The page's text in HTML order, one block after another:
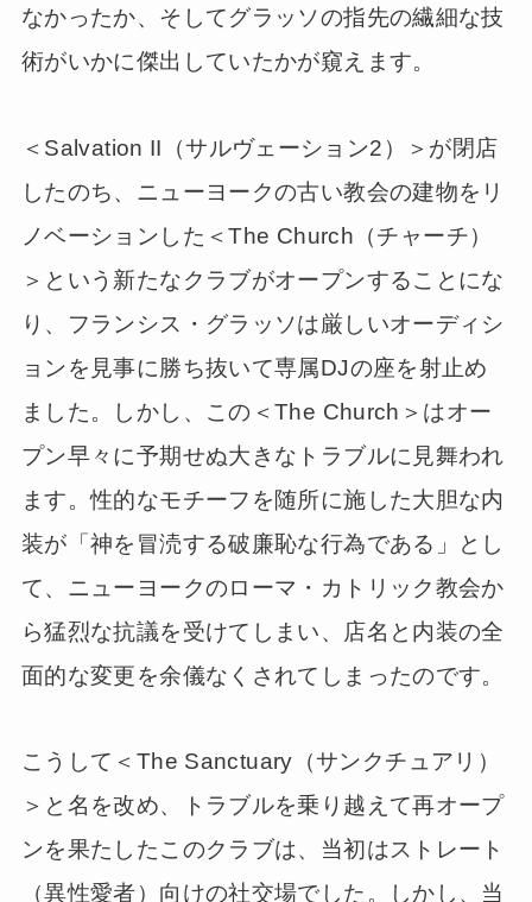
なかったか、そしてグラッソの指先の繊細な技
術がいかに傑出していたかが窺えます。
＜Salvation II（サルヴェーション2）＞が閉店
したのち、ニューヨークの古い教会の建物をリ
ノベーションした＜The Church（チャーチ）
＞という新たなクラブがオープンすることにな
り、フランシス・グラッソは厳しいオーディシ
ョンを見事に勝ち抜いて専属DJの座を射止め
ました。しかし、この＜The Church＞はオー
プン早々に予期せぬ大きなトラブルに見舞われ
ます。性的なモチーフを随所に施した大胆な内
装が「神を冒涜する破廉恥な行為である」とし
て、ニューヨークのローマ・カトリック教会か
ら猛烈な抗議を受けてしまい、店名と内装の全
面的な変更を余儀なくされてしまったのです。
こうして＜The Sanctuary（サンクチュアリ）
＞と名を改め、トラブルを乗り越えて再オープ
ンを果たしたこのクラブは、当初はストレート
（異性愛者）向けの社交場でした。しかし、当